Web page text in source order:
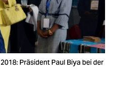
Präsident Paul Biya bei der